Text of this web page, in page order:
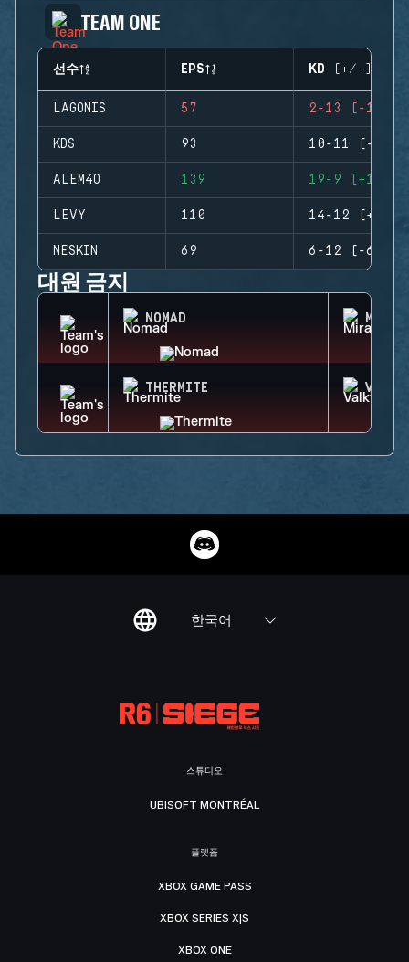
TEAM ONE
선수 EPS KD (+/-)
LAGONIS 57 2-13 (-11)
KDS 93 10-11 (-1)
ALEM4O 139 19-9 (+10)
LEVY 110 14-12 (+2)
NESKIN 69 6-12 (-6)
대원 금지
NOMAD MIRA
THERMITE
한국어
스튜디오
UBISOFT MONTRÉAL
플랫폼
XBOX GAME PASS
XBOX SERIES X|S
XBOX ONE